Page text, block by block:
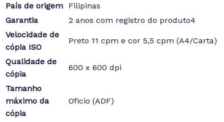
País de origem
Filipinas
Garantia
2 anos com registro do produto4
Velocidade de
cópia ISO
Preto 11 cpm e cor 5,5 cpm (A4/Carta)
Qualidade de
cópia
600 x 600 dpi
Tamanho
máximo da
cópia
Oficio (ADF)